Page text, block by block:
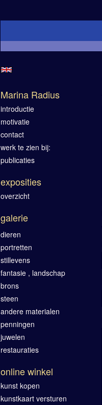
Marina Radius
introductie
motivatie
contact
werk te zien bij:
publicaties
exposities
overzicht
galerie
dieren
portretten
stillevens
fantasie , landschap
brons
steen
andere materialen
penningen
juwelen
restauraties
online winkel
kunst kopen
kunstkaart versturen